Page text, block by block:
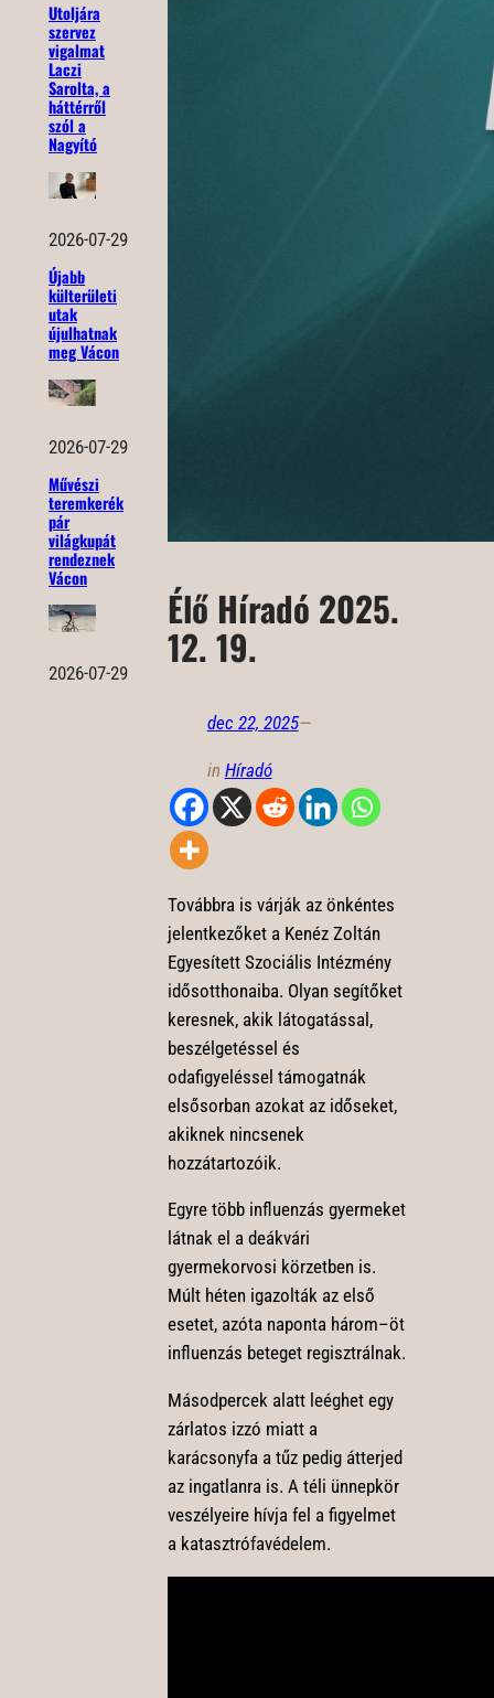
Utoljára
szervez
vigalmat
Laczi
Sarolta, a
háttérről
szól a
Nagyító
2026-07-29
Újabb
külterületi
utak
újulhatnak
meg Vácon
2026-07-29
Művészi
teremkerék
pár
világkupát
rendeznek
Vácon
2026-07-29
Élő Híradó 2025.
12. 19.
dec 22, 2025—
in Híradó
Továbbra is várják az önkéntes
jelentkezőket a Kenéz Zoltán
Egyesített Szociális Intézmény
idősotthonaiba. Olyan segítőket
keresnek, akik látogatással,
beszélgetéssel és
odafigyeléssel támogatnák
elsősorban azokat az időseket,
akiknek nincsenek
hozzátartozóik.
Egyre több influenzás gyermeket
látnak el a deákvári
gyermekorvosi körzetben is.
Múlt héten igazolták az első
esetet, azóta naponta három–öt
influenzás beteget regisztrálnak.
Másodpercek alatt leéghet egy
zárlatos izzó miatt a
karácsonyfa a tűz pedig átterjed
az ingatlanra is. A téli ünnepkör
veszélyeire hívja fel a figyelmet
a katasztrófavédelem.